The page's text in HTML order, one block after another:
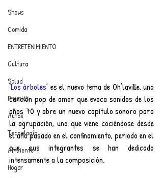
dinamicaseltrendytop@gmail.com
Shows
Comida
ENTRETENIMIENTO
Cultura
Salud
Premios
Autos
Tecnología
Ambiente
Hogar
‘Los árboles’ es el nuevo tema de Oh’laville, una
canción pop de amor que evoca sonidos de los
años 70 y abre un nuevo capítulo sonoro para
la agrupación, uno que viene cociéndose desde
el año pasado en el confinamiento, periodo en el
que sus integrantes se han dedicado
intensamente a la composición.